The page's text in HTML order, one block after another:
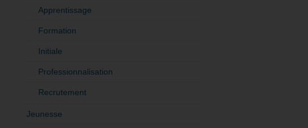
Apprentissage
Formation
Initiale
Professionnalisation
Recrutement
Jeunesse